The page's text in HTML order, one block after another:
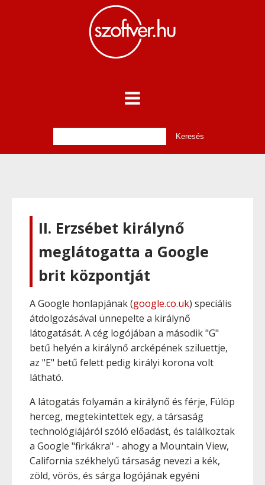
II. Erzsébet királynő
meglátogatta a Google
brit központját
A Google honlapjának (google.co.uk) speciális
átdolgozásával ünnepelte a királynő
látogatását. A cég logójában a második "G"
betű helyén a királynő arcképének sziluettje,
az "E" betű felett pedig királyi korona volt
látható.
A látogatás folyamán a királynő és férje, Fülöp
herceg, megtekintettek egy, a társaság
technológiájáról szóló előadást, és találkoztak
a Google "firkákra" - ahogy a Mountain View,
California székhelyű társaság nevezi a kék,
zöld, vörös, és sárga logójának egyéni